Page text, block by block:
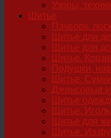
Узоры,
Шитье
Пэчворк,
Шитье для
Шитье для
Шитье.
Подушки,
Шитье.
Джинсовые
Шитье
Шитье.
Шитье для
Шитье. Из